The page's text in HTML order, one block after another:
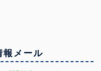
報 メール